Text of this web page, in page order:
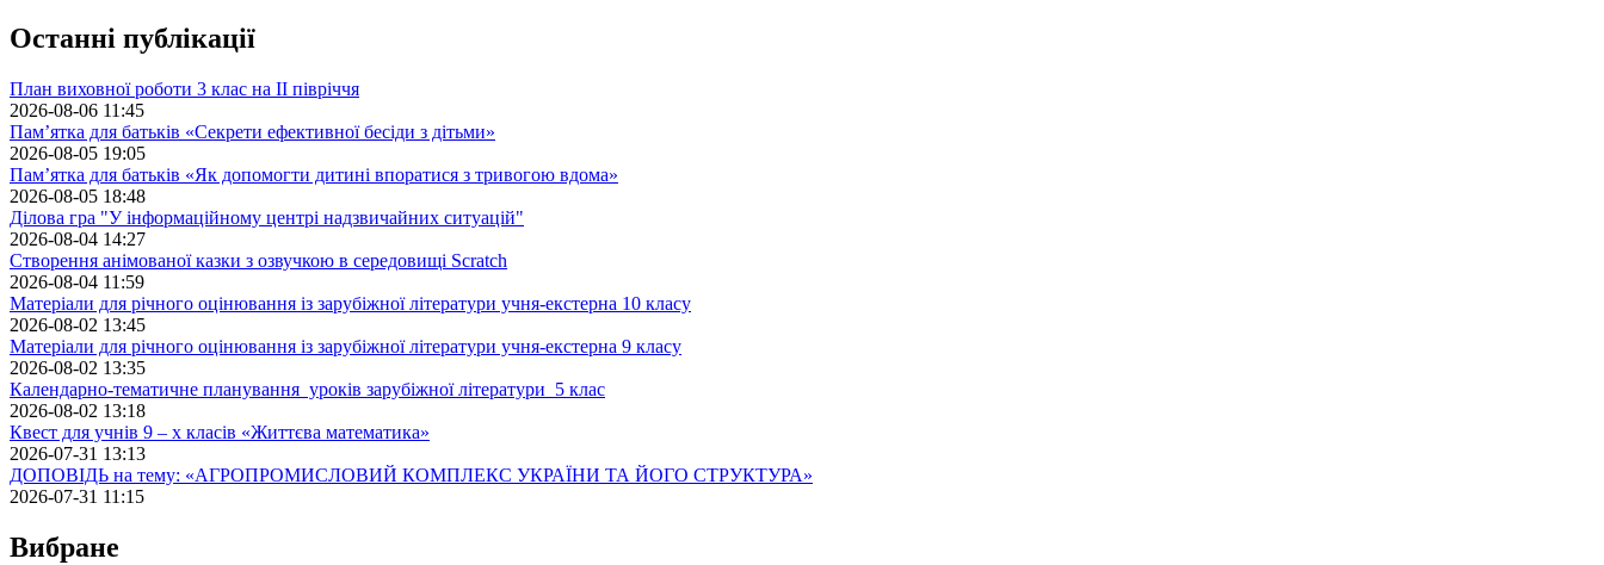
Останні публікації
План виховної роботи 3 клас на II півріччя
2026-08-06 11:45
Пам’ятка для батьків «Секрети ефективної бесіди з дітьми»
2026-08-05 19:05
Пам’ятка для батьків «Як допомогти дитині впоратися з тривогою вдома»
2026-08-05 18:48
Ділова гра "У інформаційному центрі надзвичайних ситуацій"
2026-08-04 14:27
Створення анімованої казки з озвучкою в середовищі Scratch
2026-08-04 11:59
Матеріали для річного оцінювання із зарубіжної літератури учня-екстерна 10 класу
2026-08-02 13:45
Матеріали для річного оцінювання із зарубіжної літератури учня-екстерна 9 класу
2026-08-02 13:35
Календарно-тематичне планування уроків зарубіжної літератури 5 клас
2026-08-02 13:18
Квест для учнів 9 – х класів «Життєва математика»
2026-07-31 13:13
ДОПОВІДЬ на тему: «АГРОПРОМИСЛОВИЙ КОМПЛЕКС УКРАЇНИ ТА ЙОГО СТРУКТУРА»
2026-07-31 11:15
Вибране